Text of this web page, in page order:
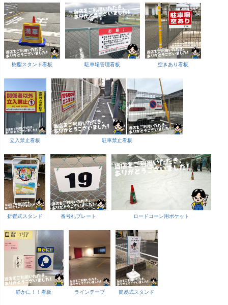
樹脂スタンド看板 駐車場管理看板 空きあり看板
立入禁止看板 駐車禁止看板
折畳式スタンド 番号札プレート ロードコーン用ポケット
静かに！！看板 ラインテープ 簡易式スタンド